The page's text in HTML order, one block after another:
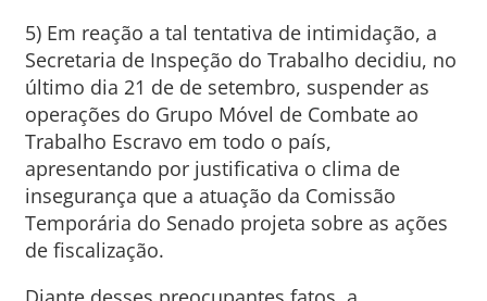
5) Em reação a tal tentativa de intimidação, a
Secretaria de Inspeção do Trabalho decidiu, no
último dia 21 de de setembro, suspender as
operações do Grupo Móvel de Combate ao
Trabalho Escravo em todo o país,
apresentando por justificativa o clima de
insegurança que a atuação da Comissão
Temporária do Senado projeta sobre as ações
de fiscalização.